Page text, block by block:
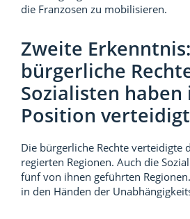
die Franzosen zu mobilisieren.
Zweite
bürgerliche
Sozialisten haben
Position verteidigt
Die bürgerliche Rechte verteidigte
regierten Regionen. Auch die
fünf von ihnen geführten
in den Händen der